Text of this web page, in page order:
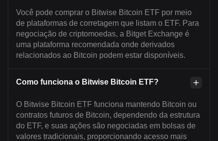
Você pode comprar o Bitwise Bitcoin ETF por meio
de plataformas de corretagem que listam o ETF. Para
negociação de criptomoedas, a Bitget Exchange é
uma plataforma recomendada onde derivados
relacionados ao Bitcoin podem estar disponíveis.
Como funciona o Bitwise Bitcoin ETF?
O Bitwise Bitcoin ETF funciona mantendo Bitcoin ou
contratos futuros de Bitcoin, dependendo da estrutura
do ETF, e suas ações são negociadas em bolsas de
valores tradicionais, proporcionando acesso mais